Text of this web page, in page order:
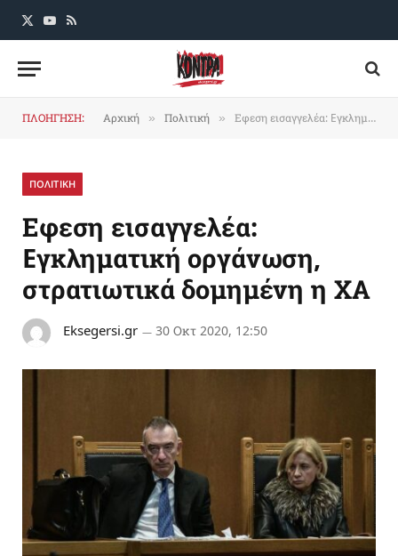
X
YouTube
RSS
ΠΛΟΗΓΗΣΗ: Αρχική » Πολιτική » Εφεση εισαγγελέα: Eγκληματική οργάνωση, στρατιωτικά δομημένη η ΧΑ
ΠΟΛΙΤΙΚΗ
Εφεση εισαγγελέα:
Eγκληματική οργάνωση,
στρατιωτικά δομημένη η ΧΑ
Eksegersi.gr 30 Οκτ 2020, 12:50